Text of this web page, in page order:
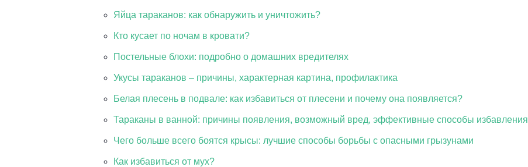
Яйца тараканов: как обнаружить и уничтожить?
Кто кусает по ночам в кровати?
Постельные блохи: подробно о домашних вредителях
Укусы тараканов – причины, характерная картина, профилактика
Белая плесень в подвале: как избавиться от плесени и почему она появляется?
Тараканы в ванной: причины появления, возможный вред, эффективные способы избавления
Чего больше всего боятся крысы: лучшие способы борьбы с опасными грызунами
Как избавиться от мух?